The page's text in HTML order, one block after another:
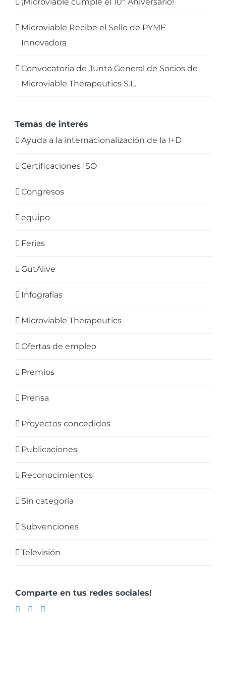
Microviable Recibe el Sello de PYME
Innovadora
Convocatoria de Junta General de Socios de
Microviable Therapeutics S.L.
Temas de interés
Ayuda a la internacionalización de la I+D
Certificaciones ISO
Congresos
equipo
Ferias
GutAlive
Infografías
Microviable Therapeutics
Ofertas de empleo
Premios
Prensa
Proyectos concedidos
Publicaciones
Reconocimientos
Sin categoría
Subvenciones
Televisión
Comparte en tus redes sociales!